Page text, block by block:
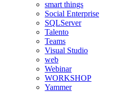
smart things
Social Enterprise
SQLServer
Talento
Teams
Visual Studio
web
Webinar
WORKSHOP
Yammer